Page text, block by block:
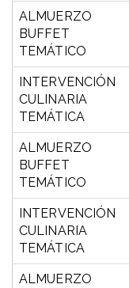
ALMUERZO
BUFFET
TEMÁTICO
INTERVENCIÓN
CULINARIA
TEMÁTICA
ALMUERZO
BUFFET
TEMÁTICO
INTERVENCIÓN
CULINARIA
TEMÁTICA
ALMUERZO